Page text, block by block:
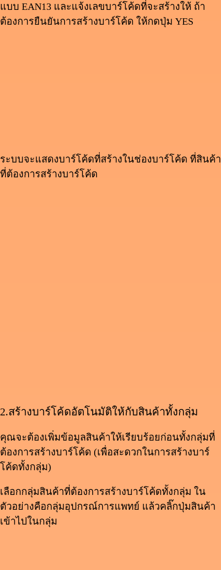
แบบ EAN13 และแจ้งเลขบาร์โค้ดที่จะสร้างให้ ถ้า
ต้องการยืนยันการสร้างบาร์โค้ด ให้กดปุ่ม YES
ระบบจะแสดงบาร์โค้ดที่สร้างในช่องบาร์โค้ด ที่สินค้า
ที่ต้องการสร้างบาร์โค้ด
2.สร้างบาร์โค้ดอัตโนมัติให้กับสินค้าทั้งกลุ่ม
คุณจะต้องเพิ่มข้อมูลสินค้าให้เรียบร้อยก่อนทั้งกลุ่มที่
ต้องการสร้างบาร์โค้ด (เพื่อสะดวกในการสร้างบาร์
โค้ดทั้งกลุ่ม)
เลือกกลุ่มสินค้าที่ต้องการสร้างบาร์โค้ดทั้งกลุ่ม ใน
ตัวอย่างคือกลุ่มอุปกรณ์การแพทย์ แล้วคลิ๊กปุ่มสินค้า
เข้าไปในกลุ่ม